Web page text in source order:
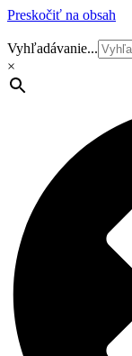
Preskočiť na obsah
Vyhľadávanie...
×